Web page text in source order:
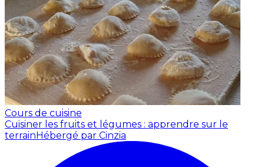
Cours de cuisine
Cuisiner les fruits et légumes : apprendre sur le
terrainHébergé par Cinzia